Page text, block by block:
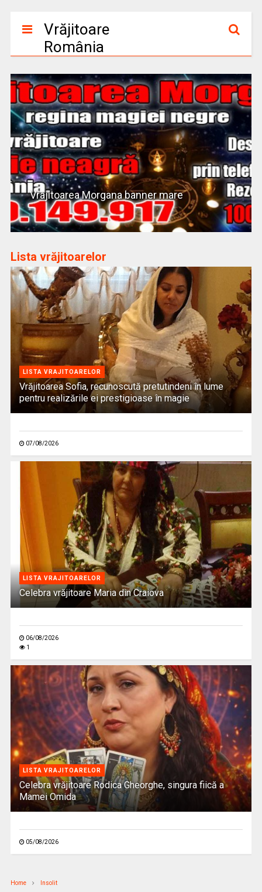
Vrăjitoare
România
Vrajitoarea Morgana banner mare
Lista vrăjitoarelor
LISTA VRAJITOARELOR
Vrăjitoarea Sofia, recunoscută pretutindeni în lume
pentru realizările ei prestigioase în magie
07/08/2026
LISTA VRAJITOARELOR
Celebra vrăjitoare Maria din Craiova
06/08/2026
1
LISTA VRAJITOARELOR
Celebra vrăjitoare Rodica Gheorghe, singura fiică a
Mamei Omida
05/08/2026
Home Insolit